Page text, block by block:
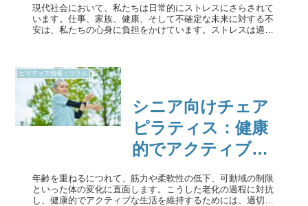
現代社会において、私たちは日常的にストレスにさらされて
います。仕事、家族、健康、そして不確定な未来に対する不
安は、私たちの心身に負担をかけています。ストレスは適度
ピラティス情報・コラム
シニア向けチェア
ピラティス：健康
的でアクティブな
生活を目指すため
に
年齢を重ねるにつれて、筋力や柔軟性の低下、可動域の制限
といった体の変化に直面します。こうした老化の過程に対抗
し、健康的でアクティブな生活を維持するためには、適切な